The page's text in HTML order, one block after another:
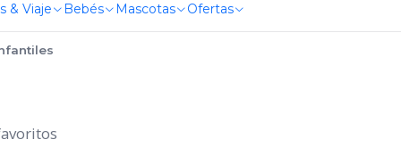
& Viaje Bebés Mascotas Ofertas